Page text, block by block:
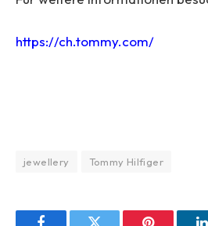
https://ch.tommy.com/
jewellery Tommy Hilfiger